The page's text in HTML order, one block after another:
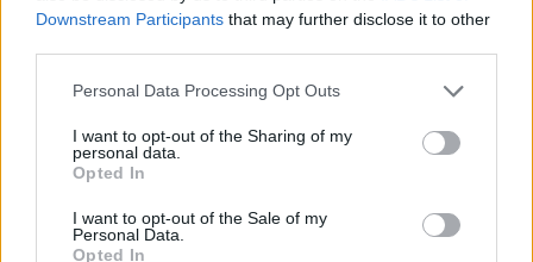
Downstream Participants that may further disclose it to other
Please note that this website/app uses one or more Google
not limited to your visit or usage behaviour. You may click to
grant or deny consent to Google and its third-party tags to
use your data for below specified purposes in below Google
consent section.
Personal Data Processing Opt Outs
I want to opt-out of the Sharing of my
personal data.
Opted In
I want to opt-out of the Sale of my
Personal Data.
Opted In
AUTORE
Staff